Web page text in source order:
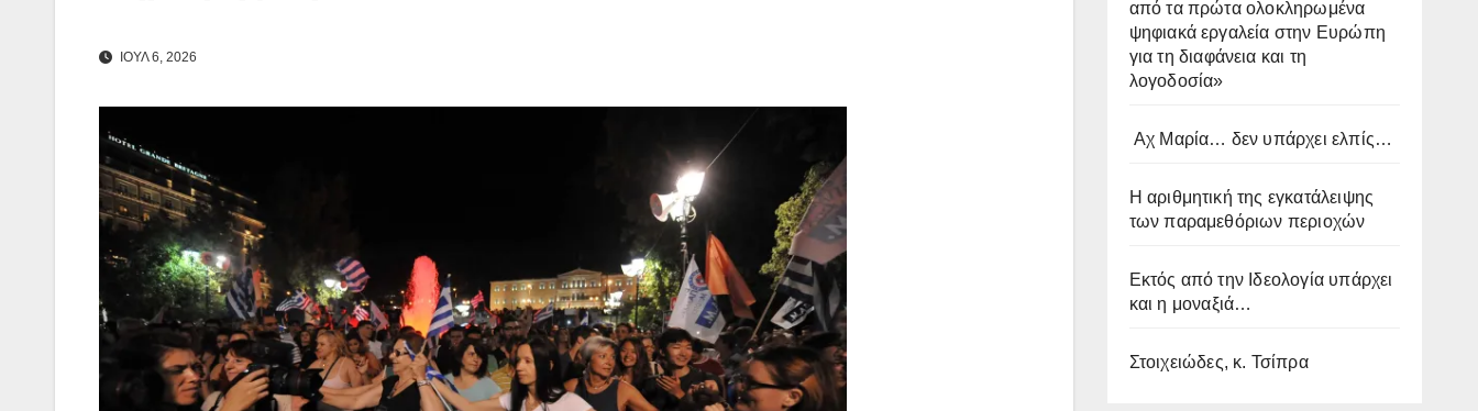
ΙΟΥΛ 6, 2026
από τα πρώτα ολοκληρωμένα
ψηφιακά εργαλεία στην Ευρώπη
για τη διαφάνεια και τη
λογοδοσία»
Αχ Μαρία… δεν υπάρχει ελπίς…
Η αριθμητική της εγκατάλειψης
των παραμεθόριων περιοχών
Εκτός από την Ιδεολογία υπάρχει
και η μοναξιά…
Στοιχειώδες, κ. Τσίπρα